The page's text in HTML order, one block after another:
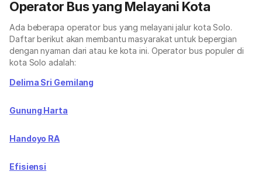
Operator Bus yang Melayani Kota
Ada beberapa operator bus yang melayani jalur kota Solo.
Daftar berikut akan membantu masyarakat untuk bepergian
dengan nyaman dari atau ke kota ini. Operator bus populer di
kota Solo adalah:
Delima Sri Gemilang
Gunung Harta
Handoyo RA
Efisiensi